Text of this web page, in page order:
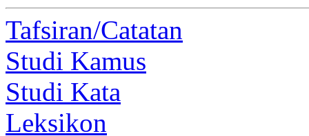
Tafsiran/Catatan
Studi Kamus
Studi Kata
Leksikon